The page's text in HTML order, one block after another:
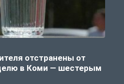
отстранены от
в Коми — шестерым